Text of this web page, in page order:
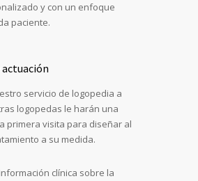
y con un enfoque
paciente.
servicio de logopedia a
logopedas le harán una
primera visita para diseñar al
a su medida.
clínica sobre la